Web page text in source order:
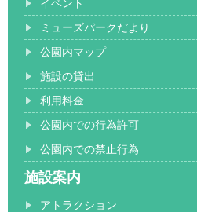
イベント
ミューズパークだより
公園内マップ
施設の貸出
利用料金
公園内での行為許可
公園内での禁止行為
施設案内
アトラクション